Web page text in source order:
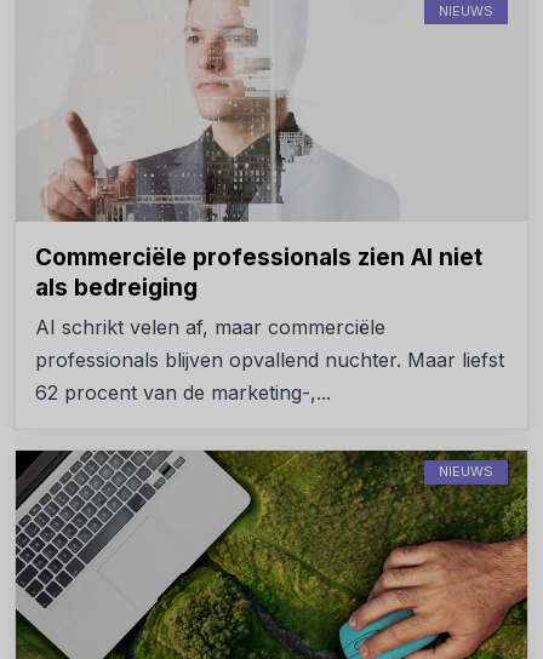
NIEUWS
Commerciële professionals zien AI niet
als bedreiging
AI schrikt velen af, maar commerciële
professionals blijven opvallend nuchter. Maar liefst
62 procent van de marketing-,...
NIEUWS